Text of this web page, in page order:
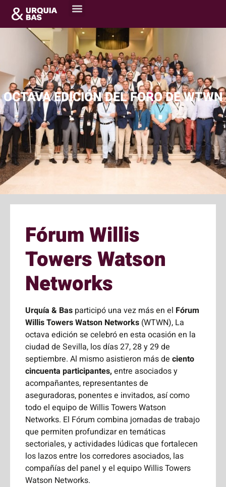
OCTAVA EDICIÓN DEL FORO DE WTWN
Fórum Willis
Towers Watson
Networks
Urquía & Bas participó una vez más en el Fórum
Willis Towers Watson Networks (WTWN), La
octava edición se celebró en esta ocasión en la
ciudad de Sevilla, los días 27, 28 y 29 de
septiembre. Al mismo asistieron más de ciento
cincuenta participantes, entre asociados y
acompañantes, representantes de
aseguradoras, ponentes e invitados, así como
todo el equipo de Willis Towers Watson
Networks. El Fórum combina jornadas de trabajo
que permiten profundizar en temáticas
sectoriales, y actividades lúdicas que fortalecen
los lazos entre los corredores asociados, las
compañías del panel y el equipo Willis Towers
Watson Networks.